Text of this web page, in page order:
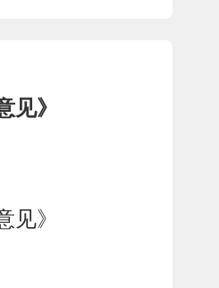
见》
见》